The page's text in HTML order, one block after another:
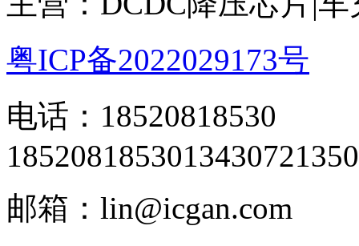
粤ICP备2022029173号
电话：18520818530
1852081853013430721350
邮箱：lin@icgan.com